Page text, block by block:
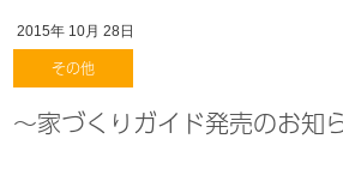
2015年 10月 28日
その他
～家づくりガイド発売のお知